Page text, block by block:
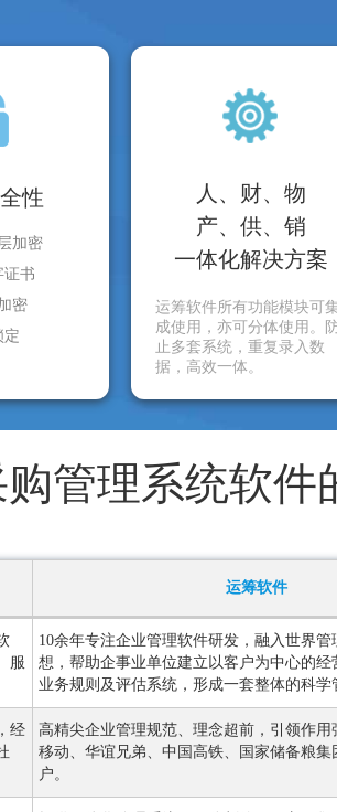
性
加密
证书
密
定
人、财、物
产、供、销
一体化解决方案
运筹软件所有功能模块可
成使用，亦可分体使用。
止多套系统，重复录入数
据，高效一体。
管理系统软件
运筹软件
服
10余年专注企业管理软件研发，融入世界
想，帮助企事业单位建立以客户为中心的经
业务规则及评估系统，形成一套整体的科学
经
高精尖企业管理规范、理念超前，引领作用
移动、华谊兄弟、中国高铁、国家储备粮集
户。